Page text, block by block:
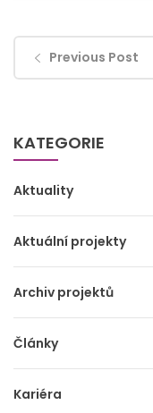
Previous Post
KATEGORIE
Aktuality
Aktuální projekty
Archiv projektů
Články
Kariéra